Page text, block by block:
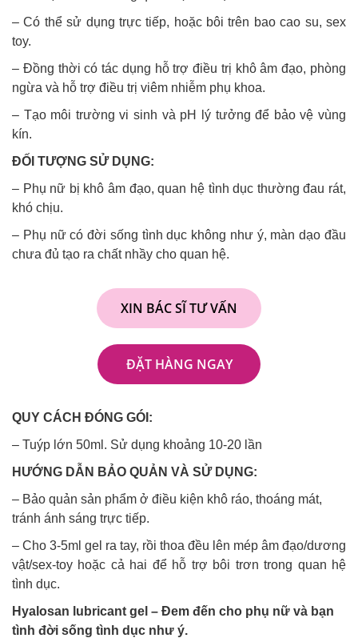
– Có thể sử dụng trực tiếp, hoặc bôi trên bao cao su, sex
toy.
– Đồng thời có tác dụng hỗ trợ điều trị khô âm đạo, phòng
ngừa và hỗ trợ điều trị viêm nhiễm phụ khoa.
– Tạo môi trường vi sinh và pH lý tưởng để bảo vệ vùng
kín.
ĐỐI TƯỢNG SỬ DỤNG:
– Phụ nữ bị khô âm đạo, quan hệ tình dục thường đau rát,
khó chịu.
– Phụ nữ có đời sống tình dục không như ý, màn dạo đầu
chưa đủ tạo ra chất nhầy cho quan hệ.
XIN BÁC SĨ TƯ VẤN
ĐẶT HÀNG NGAY
QUY CÁCH ĐÓNG GÓI:
– Tuýp lớn 50ml. Sử dụng khoảng 10-20 lần
HƯỚNG DẪN BẢO QUẢN VÀ SỬ DỤNG:
– Bảo quản sản phẩm ở điều kiện khô ráo, thoáng mát,
tránh ánh sáng trực tiếp.
– Cho 3-5ml gel ra tay, rồi thoa đều lên mép âm đạo/dương
vật/sex-toy hoặc cả hai để hỗ trợ bôi trơn trong quan hệ
tình dục.
Hyalosan lubricant gel – Đem đến cho phụ nữ và bạn
tình đời sống tình dục như ý.